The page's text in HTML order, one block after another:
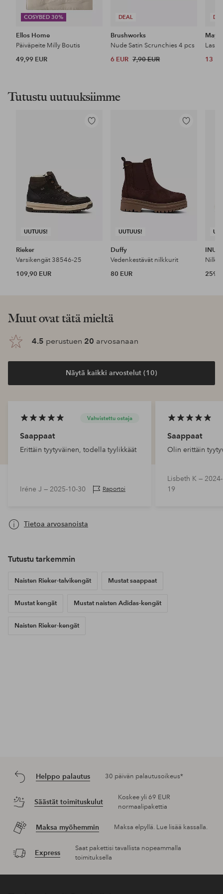
COSYBED 30%
Ellos Home
Päiväpeite Milly Boutis
49,99 EUR
DEAL
Brushworks
Nude Satin Scrunchies 4 pcs
6 EUR 7,90 EUR 13
Tutustu uutuuksiimme
UUTUUS!
Lisää
Rieker
Varsikengät 38546-25
109,90 EUR
UUTUUS!
Lisää
Duffy
Vedenkestävät nilkkurit
80 EUR
259
Muut ovat tätä mieltä
4.5 perustuen 20 arvosanaan
Näytä kaikki arvostelut (10)
Vahvistettu ostaja
Saappaat
Erittäin tyytyväinen, todella tyylikkäät
Iréne J — 2025-10-30 Raportoi
Saappaat
Olin erittäin
Lisbeth K —
19
Tietoa arvosanoista
Tutustu tarkemmin
Naisten Rieker-talvikengät Mustat saappaat
Mustat kengät Mustat naisten Adidas-kengät
Naisten Rieker-kengät
Helppo palautus 30 päivän palautusoikeus*
Säästät toimituskulut
Koskee yli 69 EUR
normaalipakettia
Maksa myöhemmin Maksa elpyllä. Lue lisää kassalla.
Express
Saat pakettisi tavallista nopeammalla
toimituksella